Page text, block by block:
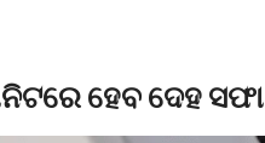
ହେବ ଦେହ ସଫା